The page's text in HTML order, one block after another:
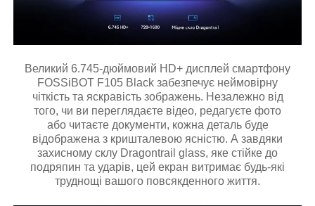
Великий 6.745-дюймовий HD+ дисплей смартфону
FOSSiBOT F105 Black забезпечує неймовірну
чіткість та яскравість зображень. Незалежно від
того, чи ви переглядаєте відео, редагуєте фото
або читаєте документи, кожна деталь буде
відображена з кришталевою ясністю. А завдяки
захисному склу Dragontrail glass, яке стійке до
подряпин та ударів, цей екран витримає будь-які
труднощі вашого повсякденного життя.